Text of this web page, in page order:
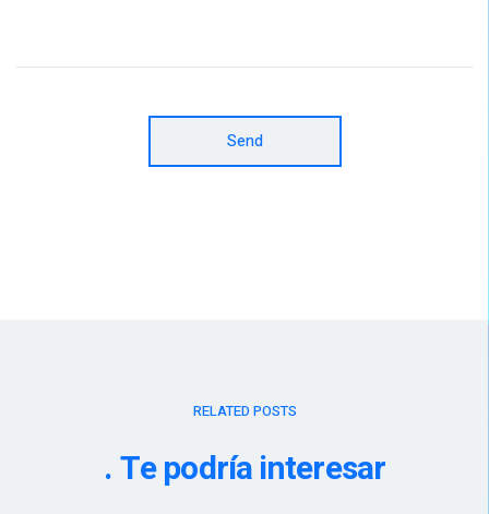
Send
RELATED POSTS
Te podría interesar